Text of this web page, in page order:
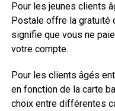
Pour les jeunes clients
Postale offre la gratuité
signifie que vous ne
votre compte.
Pour les clients âgés
en fonction de la carte
choix entre différentes